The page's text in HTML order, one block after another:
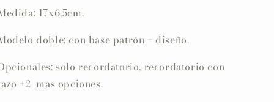
17x6,5cm.
doble: con base patrón + diseño.
solo recordatorio, recordatorio con
+2 mas opciones.